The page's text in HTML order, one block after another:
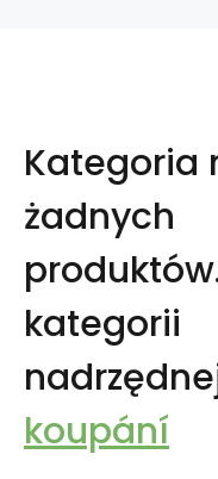
Kategoria
żadnych
kategorii
koupání